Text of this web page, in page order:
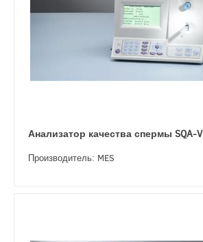
Анализатор качества спермы SQA-V
Производитель: MES